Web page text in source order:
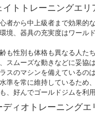
イトトレーニングエリ
者から中上級者まで効果的
境、器具の充実度はワール
も性別も体格も異なる人た
スムーズな動きなどに妥協
スのマシンを備えているの
準を常に維持しているため
、好んでゴールドジムを利
ディオトレーニングエ